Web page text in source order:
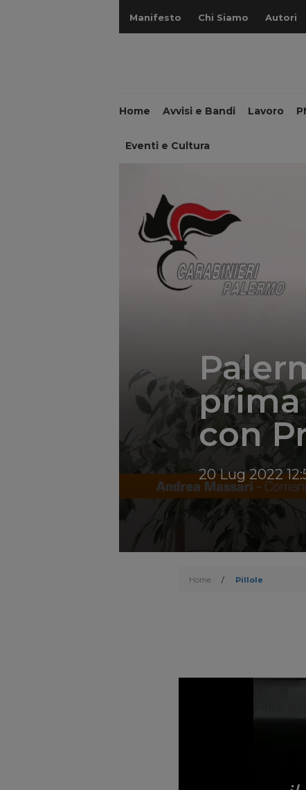
Manifesto Chi Siamo Autori
Home Avvisi e Bandi Lavoro
Eventi e Cultura
con
20 Lug 2022
Home / Pillole